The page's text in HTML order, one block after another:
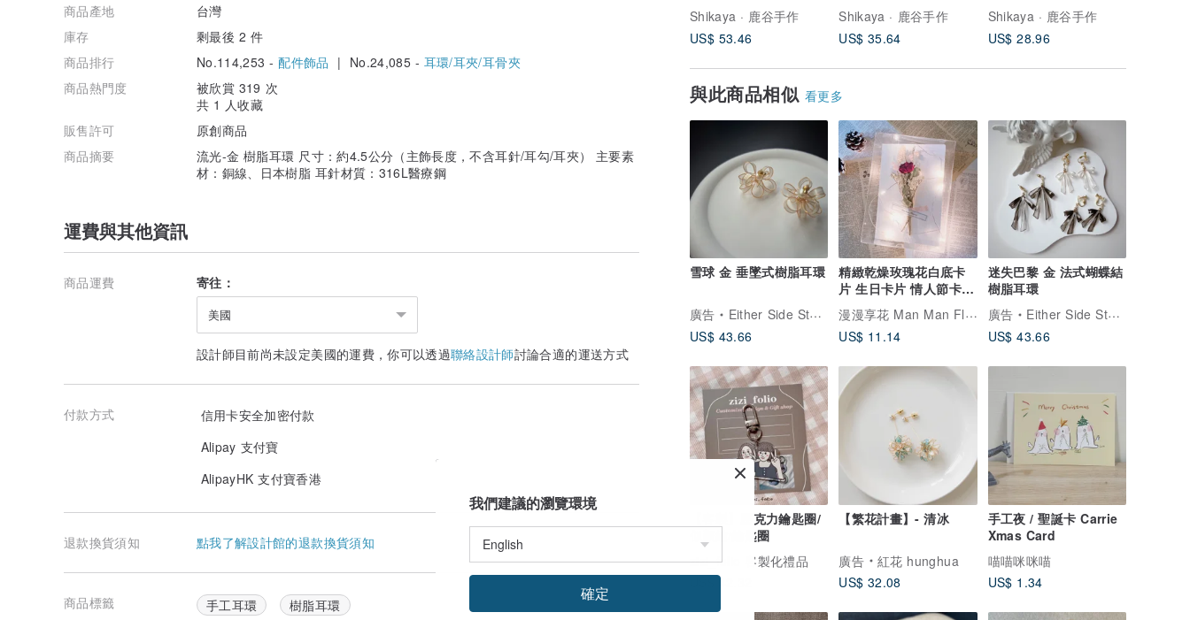
Shikaya · 鹿谷手作
US$ 53.46
Shikaya · 鹿谷手作
US$ 35.64
Shikaya · 鹿谷手作
US$ 28.96
與此商品相似 看更多
雪球 金 垂墜式樹脂耳環
廣告
Either Side Store
US$ 43.66
精緻乾燥玫瑰花白底卡
片 生日卡片 情人節卡片
發光卡片 現貨
漫漫享花 Man Man Flower
US$ 11.14
迷失巴黎 金 法式蝴蝶結
樹脂耳環
廣告
Either Side Store
US$ 43.66
【客製】壓克力鑰匙圈/
似顏繪/鑰匙圈
zizi_folio 客製化禮品
US$ 42.32
【繁花計畫】- 清冰
廣告
紅花 hunghua
US$ 32.08
手工夜 / 聖誕卡 Carrie
Xmas Card
喵喵咪咪喵
US$ 1.34
商品產地
台灣
庫存
剩最後 2 件
商品排行
No.114,253 -配件飾品 | No.24,085 - 耳環/耳夾/耳骨夾
商品熱門度
被欣賞 319 次
共 1 人收藏
販售許可
原創商品
商品摘要
流光-金 樹脂耳環 尺寸：約4.5公分（主飾長度，不含耳針/耳勾/耳夾） 主要素
材：銅線、日本樹脂 耳針材質：316L醫療鋼
運費與其他資訊
商品運費 寄往：
美國
設計師目前尚未設定美國的運費，你可以透過聯絡設計師討論合適的運送方式
付款方式
信用卡安全加密付款
Alipay 支付寶
AlipayHK 支付寶香港
退款換貨須知 點我了解設計館的退款換貨須知
商品標籤 手工耳環 樹脂耳環
我們建議的瀏覽環境
確定